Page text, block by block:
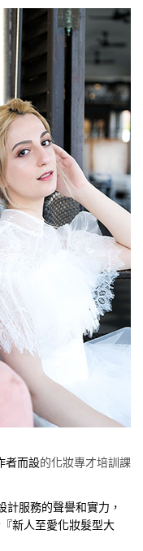
者而設的化妝專才培訓課
服務的聲譽和實力，
新人至愛化妝髮型大